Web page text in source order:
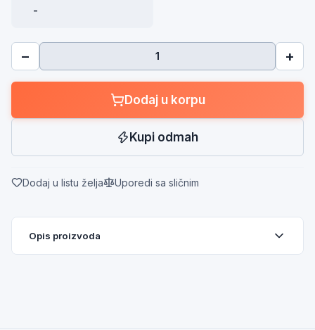
-
− +
Dodaj u korpu
Kupi odmah
Dodaj u listu želja Uporedi sa sličnim
Opis proizvoda